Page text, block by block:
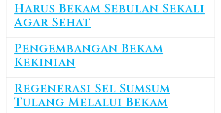
Harus Bekam Sebulan Sekali
Agar Sehat
Pengembangan Bekam
Kekinian
Regenerasi Sel Sumsum
Tulang Melalui Bekam